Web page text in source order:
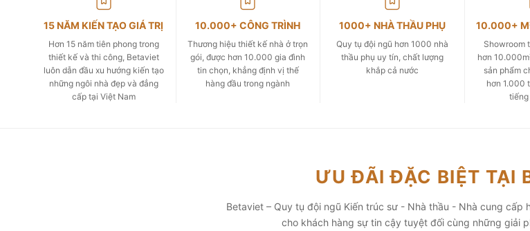
15 NĂM KIẾN TẠO GIÁ TRỊ
Hơn 15 năm tiên phong trong
thiết kế và thi công, Betaviet
luôn dẫn đầu xu hướng kiến tạo
những ngôi nhà đẹp và đẳng
cấp tại Việt Nam
10.000+ CÔNG TRÌNH
Thương hiệu thiết kế nhà ở trọn
gói, được hơn 10.000 gia đình
tin chọn, khẳng định vị thế
hàng đầu trong ngành
1000+ NHÀ THẦU PHỤ
Quy tụ đội ngũ hơn 1000 nhà
thầu phụ uy tín, chất lượng
khắp cả nước
10.000+
Showroom
hơn
sản phẩm
hơn 1.000
tiếng
ƯU ĐÃI ĐẶC BIỆT TẠI
Betaviet – Quy tụ đội ngũ Kiến trúc sư - Nhà thầu - Nhà cung cấp
cho khách hàng sự tin cậy tuyệt đối cùng những giải